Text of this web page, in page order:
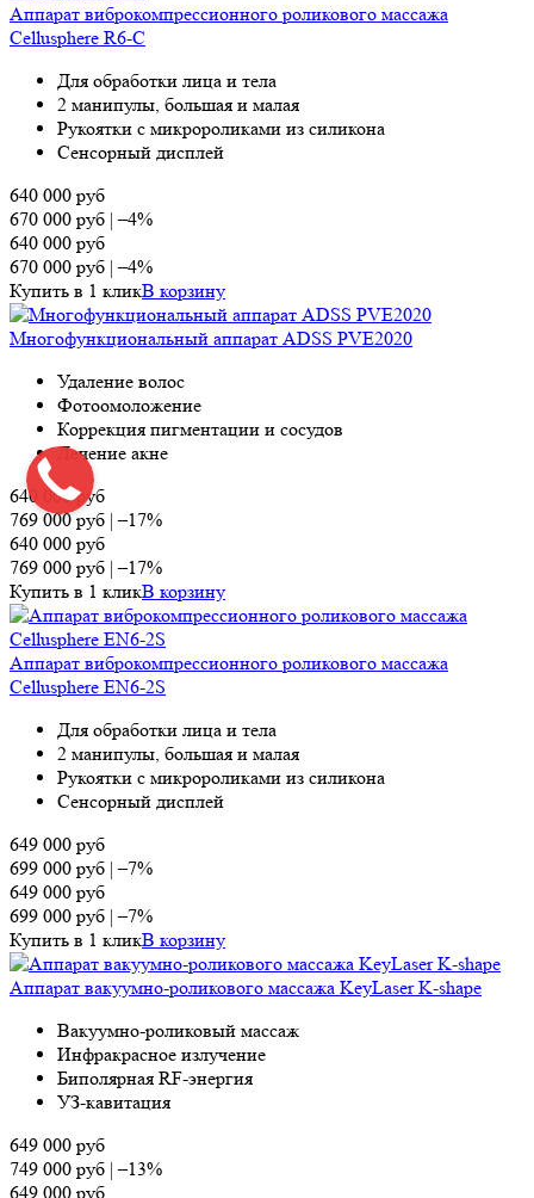
Аппарат виброкомпрессионного роликового массажа
Cellusphere R6-C
Для обработки лица и тела
2 манипулы, большая и малая
Рукоятки с микророликами из силикона
Сенсорный дисплей
640 000 руб
670 000 руб |–4%
640 000 руб
670 000 руб |–4%
Купить в 1 кликВ корзину
Многофункциональный аппарат ADSS PVE2020
Удаление волос
Фотоомоложение
Коррекция пигментации и сосудов
Лечение акне
640 000руб
769 000руб |–17%
640 000 руб
769 000 руб |–17%
Купить в 1 кликВ корзину
Аппарат виброкомпрессионного роликового массажа
Cellusphere EN6-2S
Для обработки лица и тела
2 манипулы, большая и малая
Рукоятки с микророликами из силикона
Сенсорный дисплей
649 000 руб
699 000 руб |–7%
649 000 руб
699 000 руб |–7%
Купить в 1 кликВ корзину
Аппарат вакуумно-роликового массажа KeyLaser K-shape
Вакуумно-роликовый массаж
Инфракрасное излучение
Биполярная RF-энергия
УЗ-кавитация
649 000 руб
749 000 руб |–13%
649 000 руб